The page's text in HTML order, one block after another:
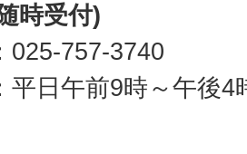
時受付)
757-3740
日午前9時～午後